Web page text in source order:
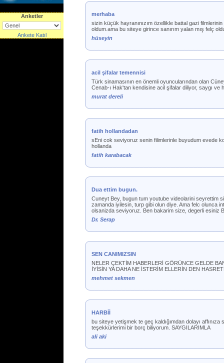
Anketler
Ankete Katıl
merhaba
sizin küçük hayranınızım özellikle battal gazi
oldum.ama bu siteye girince sanırım yalan mış felç
hüseyin
acil şifalar temennisi
Türk sinamasının en önemli oyuncularından olan
Cenab-ı Hak'tan kendisine acil şifalar diliyor, saygı
murat dereli
fatih hollandadan
sEni cok seviyoruz senin filimlerinle buyudum evede
hollanda
fatih karabacak
Dua ettim bugun.
Cuneyt Bey, bugun tum youtube videolarini seyrettim
zamanda iyilesin, turp gibi olun diye. Ama felc olunca
olsanizda seviyoruz. Ben bakarim size, degerli esiniz
Dr. Serap
SEN CANIMIZSIN
NELER ÇEKTİM HABERLERİ GÖRÜNCE GELDE
İYİSİN YA DAHA NE İSTERİM ELLERİN DEN
mehmet sekmen
HARBİİ
bu siteye yetişmek te geç kaldığımdan dolayı
teşekkürlerimi bir borç biliyorum. SAYGILARIMLA
ali aki